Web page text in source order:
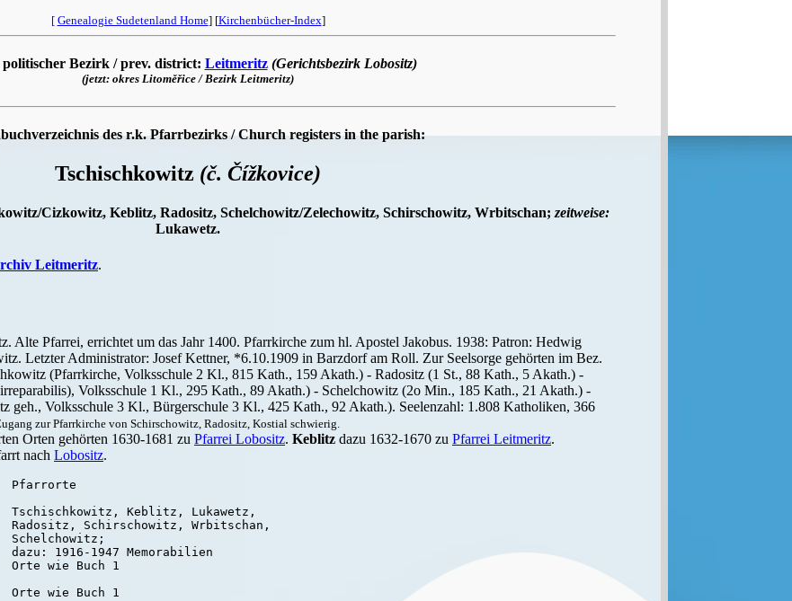
[ Genealogie Sudetenland Home] [Kirchenbücher-Index]
politischer Bezirk / prev. district: Leitmeritz (Gerichtsbezirk Lobositz)
(jetzt: okres Litoměřice / Bezirk Leitmeritz)
des r.k. Pfarrbezirks / Church registers in the parish:
Tschischkowitz (č. Čížkovice)
Cizkowitz, Keblitz, Radositz, Schelchowitz/Zelechowitz, Schirschowitz, Wrbitschan;zeitweise:
Lukawetz.
Leitmeritz.
Alte Pfarrei, errichtet um das Jahr 1400. Pfarrkirche zum hl. Apostel Jakobus. 1938: Patron: Hedwig
Letzter Administrator: Josef Kettner, *6.10.1909 in Barzdorf am Roll. Zur Seelsorge gehörten im Bez.
(Pfarrkirche, Volksschule 2 Kl., 815 Kath., 159 Akath.) - Radositz (1 St., 88 Kath., 5 Akath.) -
Volksschule 1 Kl., 295 Kath., 89 Akath.) - Schelchowitz (2o Min., 185 Kath., 21 Akath.) -
geh., Volksschule 3 Kl., Bürgerschule 3 Kl., 425 Kath., 92 Akath.). Seelenzahl: 1.808 Katholiken, 366
zur Pfarrkirche von Schirschowitz, Radositz, Kostial schwierig.
Orten gehörten 1630-1681 zu Pfarrei Lobositz. Keblitz dazu 1632-1670 zu Pfarrei Leitmeritz.
nach Lobositz.
Pfarrorte
Keblitz, Lukawetz,
Radositz, Schirschowitz, Wrbitschan,
Schelchowitz;
dazu: 1916-1947 Memorabilien
wie Buch 1
wie Buch 1